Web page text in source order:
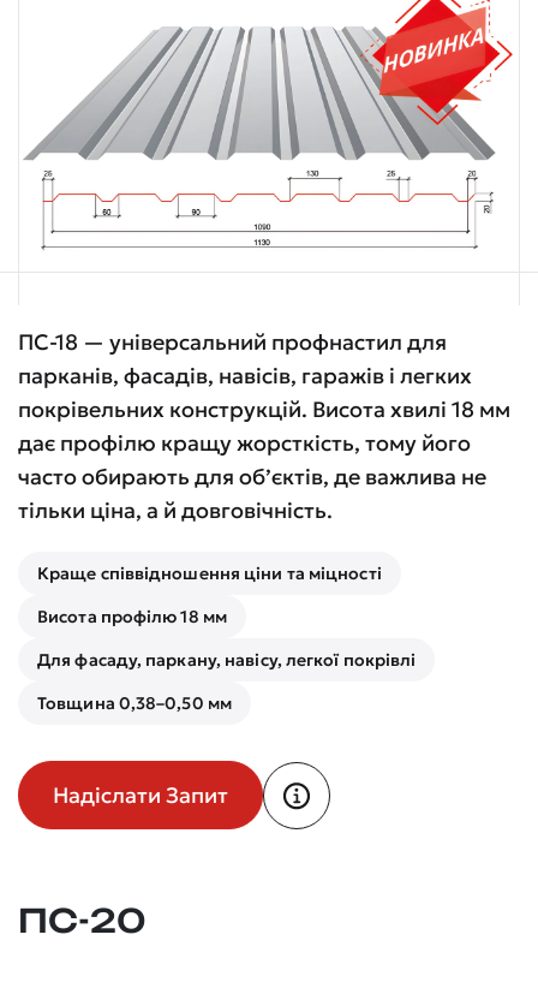
ПС-18 — універсальний профнастил для
парканів, фасадів, навісів, гаражів і легких
покрівельних конструкцій. Висота хвилі 18 мм
дає профілю кращу жорсткість, тому його
часто обирають для об’єктів, де важлива не
тільки ціна, а й довговічність.
Краще співвідношення ціни та міцності
Висота профілю 18 мм
Для фасаду, паркану, навісу, легкої покрівлі
Товщина 0,38–0,50 мм
Надіслати Запит
ПС-20